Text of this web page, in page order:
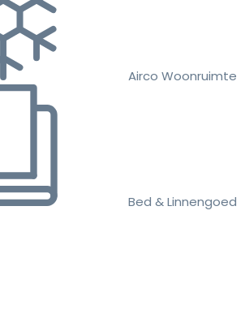
Airco Woonruimte
Bed & Linnengoed